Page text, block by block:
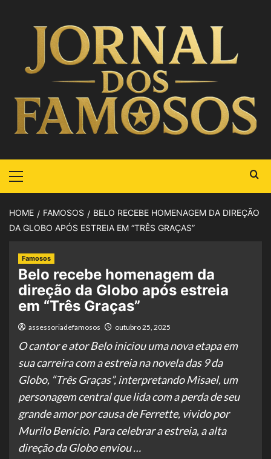
HOME FAMOSOS
BELO RECEBE HOMENAGEM DA DIREÇÃO
DA GLOBO APÓS ESTREIA EM “TRÊS GRAÇAS”
Famosos
Belo recebe homenagem da
direção da Globo após estreia
em “Três Graças”
assessoriadefamosos outubro 25, 2025
O cantor e ator Belo iniciou uma nova etapa em
sua carreira com a estreia na novela das 9 da
Globo, “Três Graças”, interpretando Misael, um
personagem central que lida com a perda de seu
grande amor por causa de Ferrette, vivido por
Murilo Benício. Para celebrar a estreia, a alta
direção da Globo enviou …